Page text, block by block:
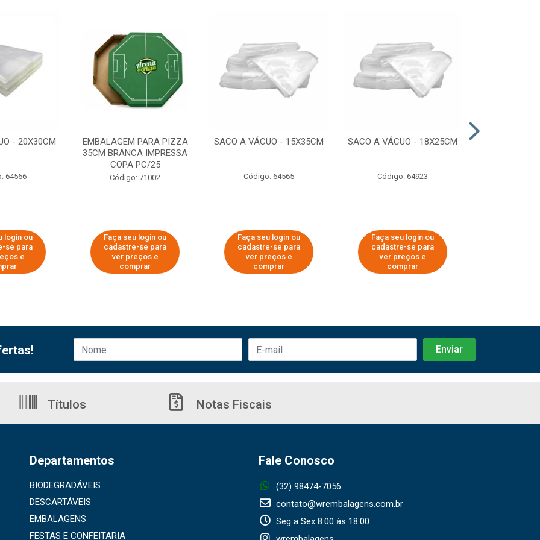
- 20X30CM
64566
login ou
se para
e
EMBALAGEM PARA PIZZA
35CM BRANCA IMPRESSA
COPA PC/25
Código: 71002
Faça seu login ou
cadastre-se para
ver preços e
comprar
SACO A VÁCUO - 15X35CM
Código: 64565
Faça seu login ou
cadastre-se para
ver preços e
comprar
SACO A VÁCUO - 18X25CM
Código: 64923
Faça seu login ou
cadastre-se para
ver preços e
comprar
Títulos Notas Fiscais
Departamentos
BIODEGRADÁVEIS
DESCARTÁVEIS
EMBALAGENS
FESTAS E CONFEITARIA
Fale Conosco
(32) 98474-7056
contato@wrembalagens.com.br
Seg a Sex 8:00 às 18:00